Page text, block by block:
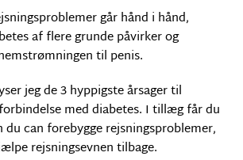
går hånd i hånd,
af flere grunde påvirker og
til penis.
jeg de 3 hyppigste årsager til
med diabetes. I tillæg får du
can forebygge rejsningsproblemer,
rejsningsevnen tilbage.